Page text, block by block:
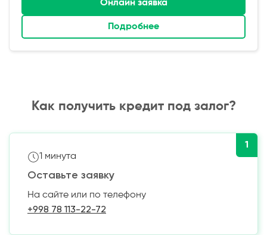
Онлайн заявка
Подробнее
Как получить кредит под залог?
1
1 минута
Оставьте заявку
На сайте или по телефону
+998 78 113-22-72